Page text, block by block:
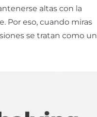
altas con la
Por eso, cuando miras
se tratan como un